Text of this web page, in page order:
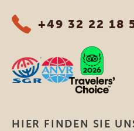
+49 32 22 18
HIER FINDEN SIE